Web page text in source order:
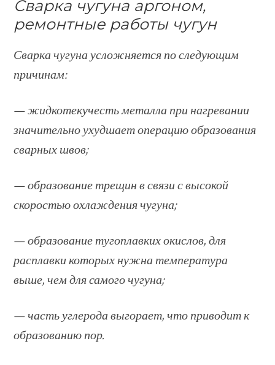
Сварка чугуна аргоном,
ремонтные работы чугун
Сварка чугуна усложняется по следующим
причинам:
— жидкотекучесть металла при нагревании
значительно ухудшает операцию образования
сварных швов;
— образование трещин в связи с высокой
скоростью охлаждения чугуна;
— образование тугоплавких окислов, для
расплавки которых нужна температура
выше, чем для самого чугуна;
— часть углерода выгорает, что приводит к
образованию пор.